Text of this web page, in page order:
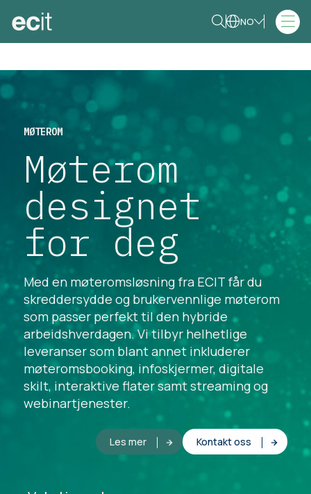
NO
MØTEROM
Møterom
designet
for deg
Med en møteromsløsning fra ECIT får du
skreddersydde og brukervennlige møterom
som passer perfekt til den hybride
arbeidshverdagen. Vi tilbyr helhetlige
leveranser som blant annet inkluderer
møteromsbooking, infoskjermer, digitale
skilt, interaktive flater samt streaming og
webinartjenester.
Les mer Kontakt oss